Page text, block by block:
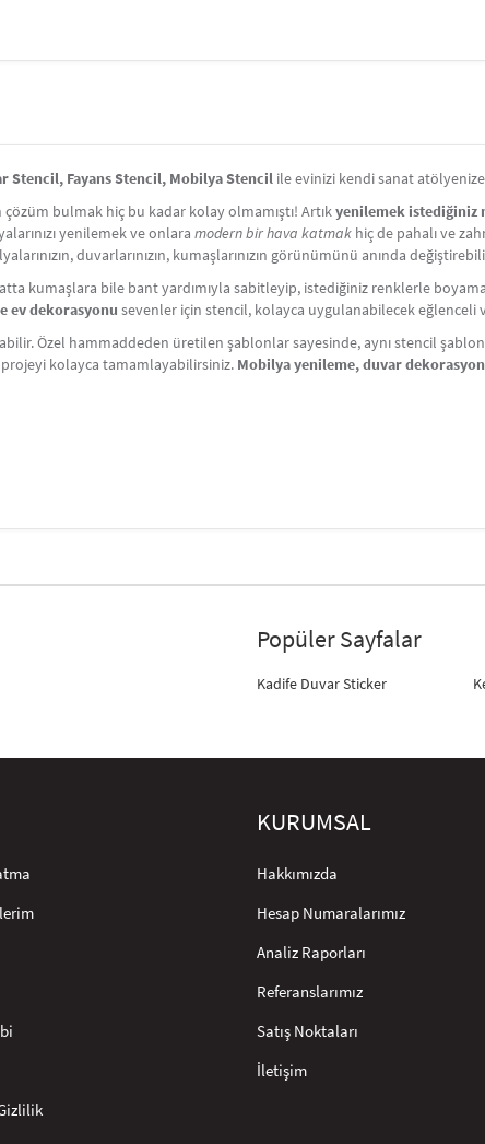
Stencil, Fayans Stencil, Mobilya Stencil ile evinizi kendi sanat
çözüm bulmak hiç bu kadar kolay olmamıştı! Artıkyenilemek istediğiniz
yenilemek ve onlara modern bir hava katmak hiç de pahalı ve
duvarlarınızın, kumaşlarınızın görünümünü anında
kumaşlara bile bant yardımıyla sabitleyip, istediğiniz renklerle
ev dekorasyonu sevenler için stencil, kolayca uygulanabilecek eğlenceli
Özel hammaddeden üretilen şablonlar sayesinde, aynı stencil
kolayca tamamlayabilirsiniz. Mobilya yenileme, duvar
Popüler Sayfalar
Kadife Duvar Sticker
KURUMSAL
Hakkımızda
Hesap Numaralarımız
Analiz Raporları
Referanslarımız
Satış Noktaları
İletişim